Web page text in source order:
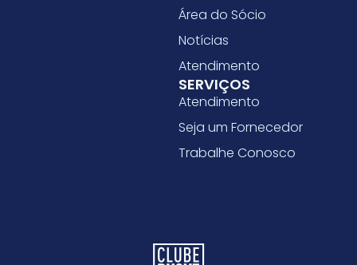
Área do Sócio
Notícias
Atendimento
SERVIÇOS
Atendimento
Seja um Fornecedor
Trabalhe Conosco